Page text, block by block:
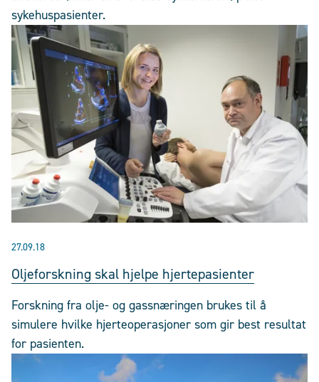
sykehuspasienter.
27.09.18
Oljeforskning skal hjelpe hjertepasienter
Forskning fra olje- og gassnæringen brukes til å
simulere hvilke hjerteoperasjoner som gir best resultat
for pasienten.